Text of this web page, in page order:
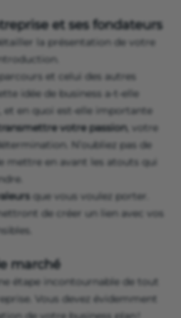
et ses fondateurs
la présentation de votre
et celui des autres
idée de business a-t-elle
et en quoi est-elle importante
votre passion, votre
N’oubliez pas de
mettre en avant les atouts qui
que vous voulez porter.
de créer un lien avec vos
marché
étape incontournable de tout
Vous devez évidemment